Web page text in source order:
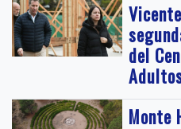
del
Monte